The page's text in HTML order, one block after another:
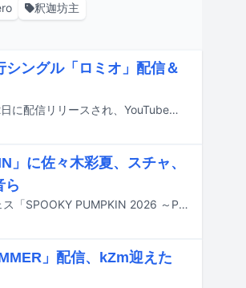
釈迦坊主
ングル「ロミオ」配信＆
神奈川・藤沢出身のラッパー18easyの新曲「ロミオ」が本日7月22日に配信リリースされ、YouTubeでミュージックビデオが公開された。
に佐々木彩夏、スチャ、
ら
10月31日に東京・サンリオピューロランドでオールナイト音楽フェス「SPOOKY PUMPKIN 2026 ～PURO ALL NIGHT HALLOWEEN PARTY～」が開催される。
」配信、kZm迎えた